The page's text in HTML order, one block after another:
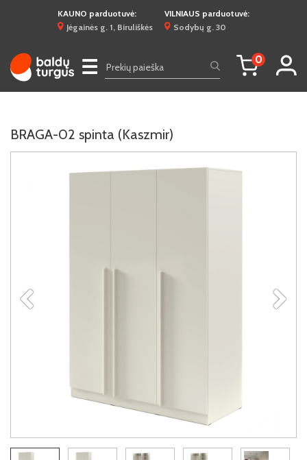
KAUNO parduotuvė:
Jėgainės g. 1, Biruliškės
VILNIAUS parduotuvė:
Sodybų g. 30
☰ 0
BRAGA-02 spinta (Kaszmir)